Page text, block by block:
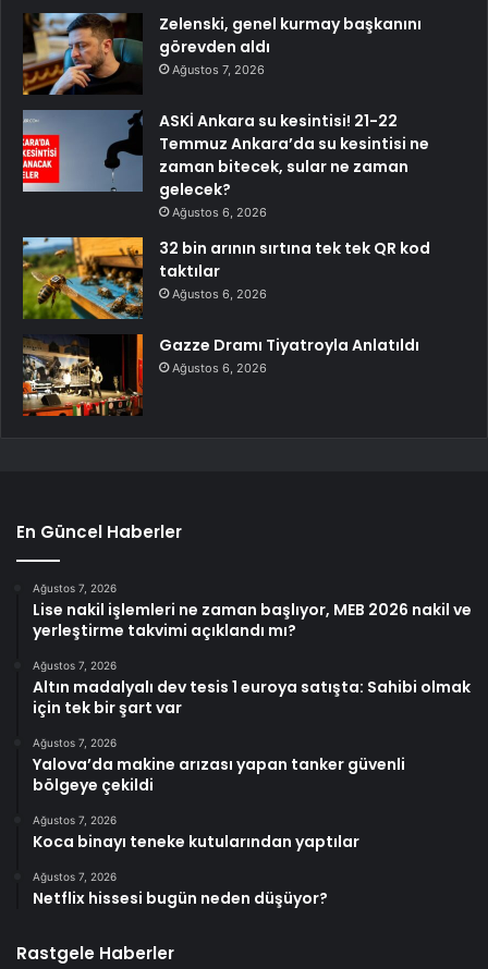
Zelenski, genel kurmay başkanını
görevden aldı
Ağustos 7, 2026
ASKİ Ankara su kesintisi! 21-22
Temmuz Ankara’da su kesintisi ne
zaman bitecek, sular ne zaman
gelecek?
Ağustos 6, 2026
32 bin arının sırtına tek tek QR kod
taktılar
Ağustos 6, 2026
Gazze Dramı Tiyatroyla Anlatıldı
Ağustos 6, 2026
En Güncel Haberler
Ağustos 7, 2026
Lise nakil işlemleri ne zaman başlıyor, MEB 2026 nakil ve
yerleştirme takvimi açıklandı mı?
Ağustos 7, 2026
Altın madalyalı dev tesis 1 euroya satışta: Sahibi olmak
için tek bir şart var
Ağustos 7, 2026
Yalova’da makine arızası yapan tanker güvenli
bölgeye çekildi
Ağustos 7, 2026
Koca binayı teneke kutularından yaptılar
Ağustos 7, 2026
Netflix hissesi bugün neden düşüyor?
Rastgele Haberler